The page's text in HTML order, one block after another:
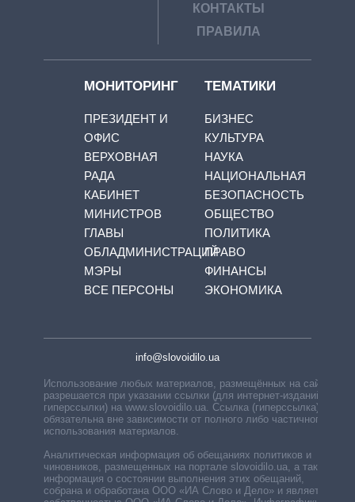
КОНТАКТЫ
ПРАВИЛА
МОНИТОРИНГ
ПРЕЗИДЕНТ И
ОФИС
ВЕРХОВНАЯ
РАДА
КАБИНЕТ
МИНИСТРОВ
ГЛАВЫ
ОБЛАДМИНИСТРАЦИЙ
МЭРЫ
ВСЕ ПЕРСОНЫ
ТЕМАТИКИ
БИЗНЕС
КУЛЬТУРА
НАУКА
НАЦИОНАЛЬНАЯ
БЕЗОПАСНОСТЬ
ОБЩЕСТВО
ПОЛИТИКА
ПРАВО
ФИНАНСЫ
ЭКОНОМИКА
info@slovoidilo.ua
Использование любых материалов, размещённых на сайте,
разрешается при указании ссылки (для интернет-изданий —
гиперссылки) на www.slovoidilo.ua. Ссылка (гиперссылка)
обязательна вне зависимости от полного либо частичного
использования материалов.
Аналитическая информация об обещаниях политиков и
чиновников, размещенных на портале slovoidilo.ua, а также
информация о состоянии выполнения этих обещаний,
собрана и обработана ООО «ИА Слово и Дело» и является